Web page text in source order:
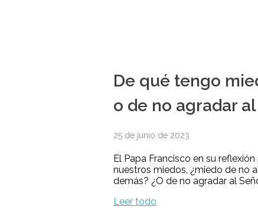
De qué tengo
o de no agradar
25 de junio de 2023
El Papa Francisco en su
nuestros miedos, ¿miedo de no
demás? ¿O de no agradar al
Leer todo